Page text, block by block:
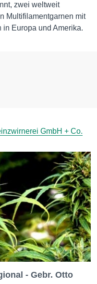
zwei weltweit
Multifilamentgarnen mit
in Europa und Amerika.
GmbH + Co.
- Gebr. Otto